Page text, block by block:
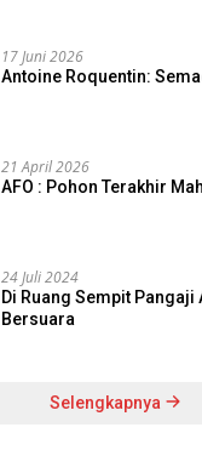
17 Juni 2026
Antoine Roquentin:
21 April 2026
AFO : Pohon Terakhir
24 Juli 2024
Di Ruang Sempit Pangaji
Bersuara
Selengkapnya